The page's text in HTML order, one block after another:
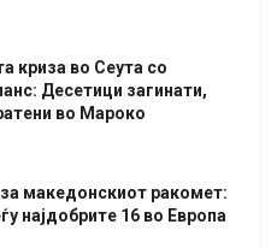
криза во Сеута со
Десетици загинати,
во Мароко
за македонскиот ракомет:
најдобрите 16 во Европа